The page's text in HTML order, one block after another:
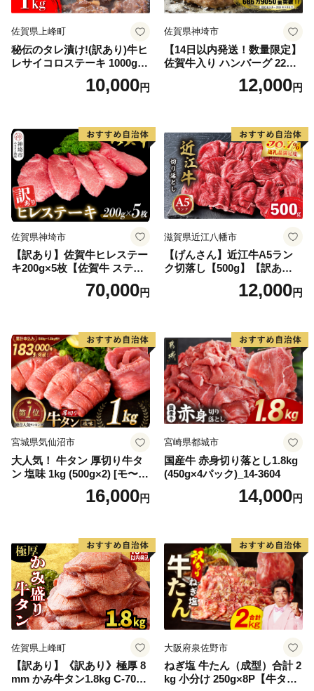
佐賀県上峰町
秘伝のタレ漬け!(訳あり)牛ヒ
レサイコロステーキ 1000g
10,000円
佐賀県神埼市
【14日以内発送！数量限定】
佐賀牛入り ハンバーグ 22個
2.6kg(120g×22個)【佐賀牛
黒毛和牛 ブランド牛 九州 ハ
気】(H083106)
12,000円
佐賀県神埼市
【訳あり】佐賀牛ヒレステー
キ200g×5枚【佐賀牛 ステー
キ ブランド肉 ヒレ肉 フィレ
肉 ジューシー ヘルシー】(H0
70,000円
滋賀県近江八幡市
【げんさん】近江牛A5ラン
ク切落し【500g】【訳あり】
12,000円
宮城県気仙沼市
大人気！ 牛タン 厚切り牛タ
ン 塩味 1kg (500g×2) [モ〜ラ
ンド 宮城県 気仙沼市 205646
60] 肉 牛肉 精肉 牛たん 牛タ
厚切り タン
16,000円
宮崎県都城市
国産牛 赤身切り落とし1.8kg
(450g×4パック)_14-3604
14,000円
佐賀県上峰町
【訳あり】《訳あり》極厚 8
mm かみ牛タン1.8kg C-709-
大阪府泉佐野市
ねぎ塩 牛たん（成型）合計 2
kg 小分け 250g×8P【牛タン